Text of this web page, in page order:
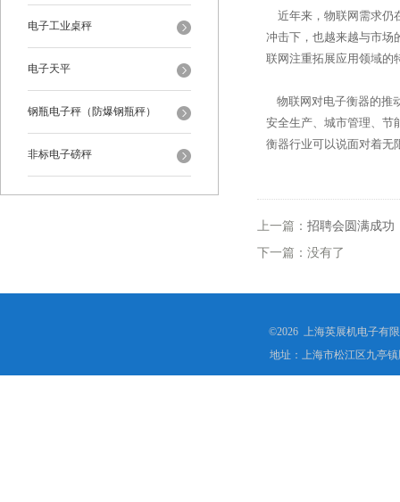
电子工业桌秤
电子天平
钢瓶电子秤（防爆钢瓶秤）
非标电子磅秤
近年来，物联网需求仍
冲击下，也越来越与市场
联网注重拓展应用领域的
物联网对电子衡器的推
安全生产、城市管理、节
衡器行业可以说面对着无
上一篇： 招聘会圆满成功
下一篇：没有了
©2026 上海英展机电子有
地址：上海市松江区九亭镇